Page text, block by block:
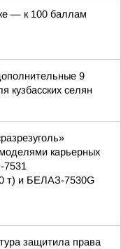
— к 100 баллам
9
кузбасских селян
карьерных
т) и БЕЛАЗ-7530G
защитила права